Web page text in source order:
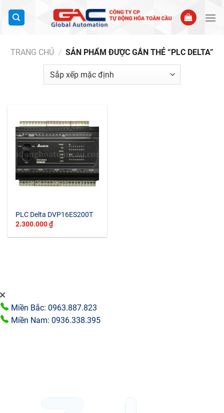
qua
TRANG CHỦ / SẢN PHẨM ĐƯỢC GẮN THẺ “PLC DELTA”
PLC Delta DVP16ES200T
2.300.000₫
Miền Bắc: 0963.887.823
Miền Nam: 0936.338.395